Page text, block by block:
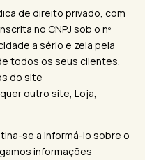
de direito privado, com
no CNPJ sob o nº
a sério e zela pela
todos os seus clientes,
do site
outro site, Loja,
se a informá-lo sobre o
informações